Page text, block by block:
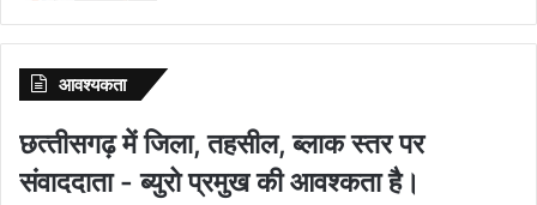
आवश्‍यकता
छत्‍तीसगढ़ में जिला, तहसील, ब्‍लाक स्‍तर पर
संवाददाता - ब्‍युरो प्रमुख की आवश्‍कता है।